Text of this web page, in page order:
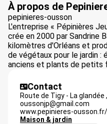
À propos de
pepinieres-ousson
L'entreprise « Pépinières
crée en 2000 par Sandrine
kilomètres d'Orléans et
de végétaux pour le jardin :
anciens et plants de petits
Contact
Route de Tigy - La glandée ,
oussonjp@gmail.com
www.pepinieres-ousson.fr/
Maison & jardin